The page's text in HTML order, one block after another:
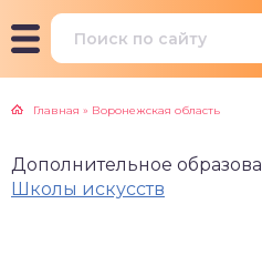
Главная » Воронежская область
Дополнительное
Школы искусств
мастеров для
красоты
курсы
школы
агентства
тренинги